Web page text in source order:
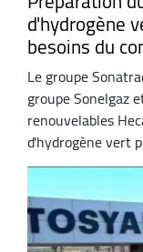
d'hydrogène
besoins du
Le groupe
groupe Sonelgaz
renouvelables
d'hydrogène vert